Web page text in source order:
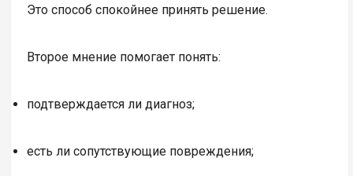
Это способ спокойнее принять решение.
Второе мнение помогает понять:
подтверждается ли диагноз;
есть ли сопутствующие повреждения;